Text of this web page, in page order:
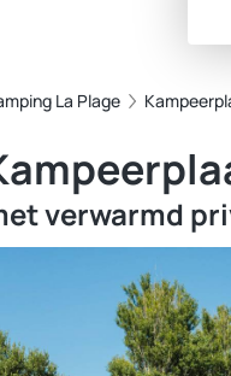
La Plage
verwarmd